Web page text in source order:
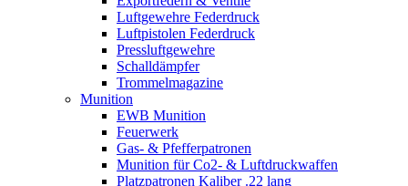
Luftgewehre Federdruck
Luftpistolen Federdruck
Pressluftgewehre
Schalldämpfer
Trommelmagazine
Munition
EWB Munition
Feuerwerk
Gas- & Pfefferpatronen
Munition für Co2- & Luftdruckwaffen
Platzpatronen Kaliber .22 lang